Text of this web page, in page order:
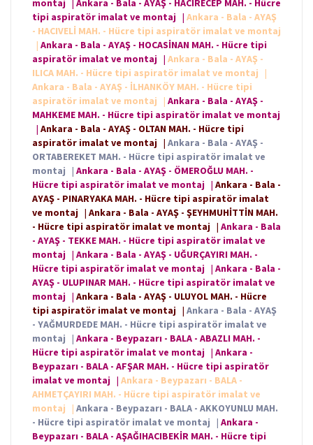
montaj
Ankara - Bala - AYAŞ - HACIRECEP MAH. - Hücre
tipi aspiratör imalat ve montaj | Ankara - Bala - AYAŞ
- HACIVELİ MAH. - Hücre tipi aspiratör imalat ve montaj
| Ankara - Bala - AYAŞ - HOCASİNAN MAH. - Hücre tipi
aspiratör imalat ve montaj | Ankara - Bala - AYAŞ -
ILICA MAH. - Hücre tipi aspiratör imalat ve montaj
|
Ankara - Bala - AYAŞ - İLHANKÖY MAH. - Hücre tipi
aspiratör imalat ve montaj
| Ankara - Bala - AYAŞ -
MAHKEME MAH. - Hücre tipi aspiratör imalat ve montaj
| Ankara - Bala - AYAŞ - OLTAN MAH. - Hücre tipi
aspiratör imalat ve montaj | Ankara - Bala - AYAŞ -
ORTABEREKET MAH. - Hücre tipi aspiratör imalat ve
montaj | Ankara - Bala - AYAŞ - ÖMEROĞLU MAH. -
Hücre tipi aspiratör imalat ve montaj | Ankara - Bala -
AYAŞ - PINARYAKA MAH. - Hücre tipi aspiratör imalat
ve montaj | Ankara - Bala - AYAŞ - ŞEYHMUHİTTİN MAH.
- Hücre tipi aspiratör imalat ve montaj | Ankara - Bala
- AYAŞ - TEKKE MAH. - Hücre tipi aspiratör imalat ve
montaj | Ankara - Bala - AYAŞ - UĞURÇAYIRI MAH. -
Hücre tipi aspiratör imalat ve montaj | Ankara - Bala -
AYAŞ - ULUPINAR MAH. - Hücre tipi aspiratör imalat ve
montaj | Ankara - Bala - AYAŞ - ULUYOL MAH. - Hücre
tipi aspiratör imalat ve montaj | Ankara - Bala - AYAŞ
- YAĞMURDEDE MAH. - Hücre tipi aspiratör imalat ve
montaj | Ankara - Beypazarı - BALA - ABAZLI MAH. -
Hücre tipi aspiratör imalat ve montaj | Ankara -
Beypazarı - BALA - AFŞAR MAH. - Hücre tipi aspiratör
imalat ve montaj | Ankara - Beypazarı - BALA -
AHMETÇAYIRI MAH. - Hücre tipi aspiratör imalat ve
montaj
| Ankara - Beypazarı - BALA - AKKOYUNLU MAH.
- Hücre tipi aspiratör imalat ve montaj | Ankara -
Beypazarı - BALA - AŞAĞIHACIBEKİR MAH. - Hücre tipi